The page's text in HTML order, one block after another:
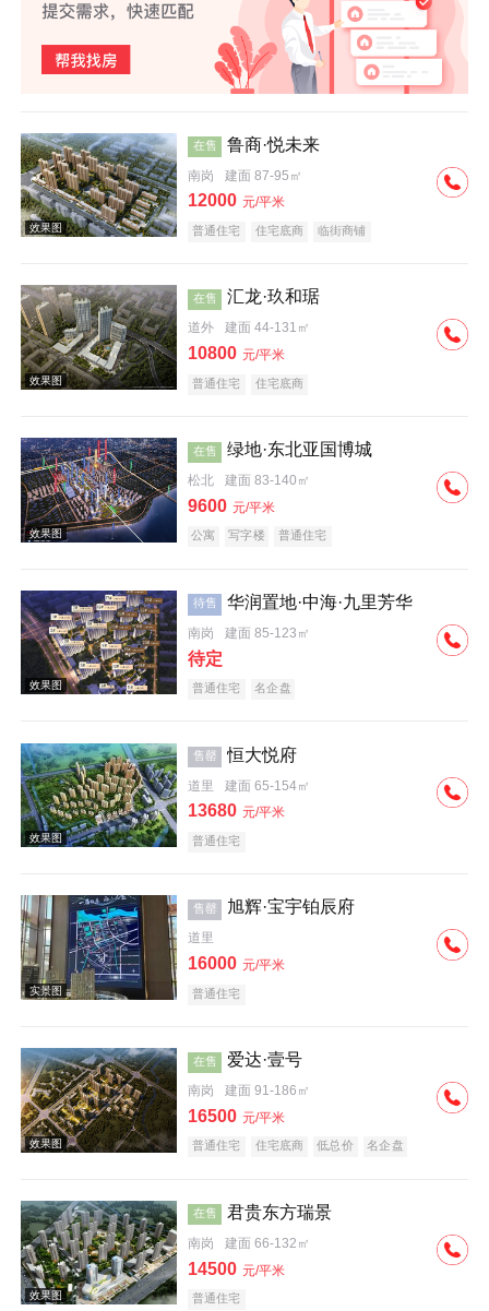
效果图
效果图
在售 鲁商·悦未来
南岗 建面 87-95㎡
12000 元/平米
普通住宅 住宅底商 临街商铺
效果图
在售 汇龙·玖和琚
道外 建面 44-131㎡
10800 元/平米
普通住宅 住宅底商
在售 绿地·东北亚国博城
松北 建面 83-140㎡
9600 元/平米
公寓 写字楼 普通住宅
效果图
待售 华润置地·中海·九里芳华
南岗 建面 85-123㎡
待定
普通住宅 名企盘
售罄 恒大悦府
道里 建面 65-154㎡
13680 元/平米
普通住宅
售罄 旭辉·宝宇铂辰府
道里
16000 元/平米
普通住宅
在售 爱达·壹号
南岗 建面 91-186㎡
16500 元/平米
普通住宅 住宅底商 低总价 名企盘
在售 君贵东方瑞景
南岗 建面 66-132㎡
14500 元/平米
普通住宅